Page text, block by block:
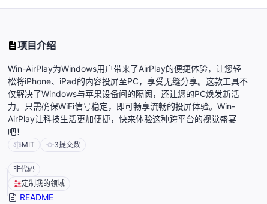
项目介绍
Win-AirPlay为Windows用户带来了AirPlay的便捷体验，让您轻
松将iPhone、iPad的内容投屏至PC，享受无缝分享。这款工具不
仅解决了Windows与苹果设备间的隔阂，还让您的PC焕发新活
力。只需确保WiFi信号稳定，即可畅享流畅的投屏体验。Win-
AirPlay让科技生活更加便捷，快来体验这种跨平台的视觉盛宴
吧！
MIT 3提交数
非代码
定制我的领域
README